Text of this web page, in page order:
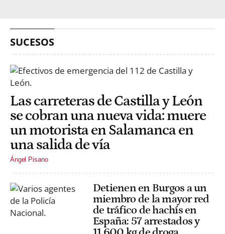
SUCESOS
Las carreteras de Castilla y León
se cobran una nueva vida: muere
un motorista en Salamanca en
una salida de vía
Ángel Pisano
Detienen en Burgos a un
miembro de la mayor red
de tráfico de hachís en
España: 57 arrestados y